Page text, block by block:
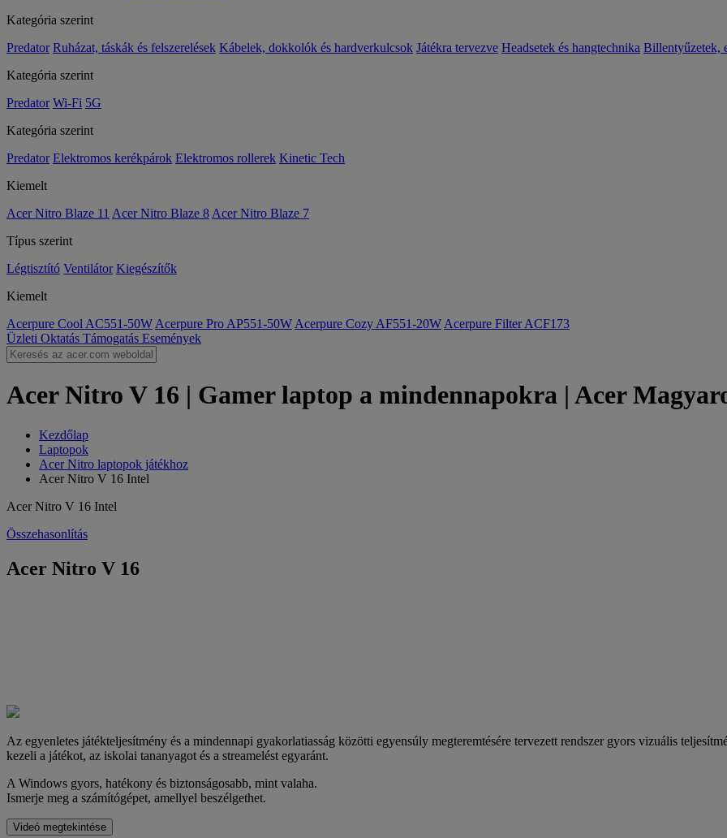
Kategória szerint
Predator Ruházat, táskák és felszerelések Kábelek, dokkolók és hardverkulcsok Játékra tervezve Headsetek és hangtechnika Billentyűzetek,
Kategória szerint
Predator Wi-Fi 5G
Kategória szerint
Predator Elektromos kerékpárok Elektromos rollerek Kinetic Tech
Kiemelt
Acer Nitro Blaze 11 Acer Nitro Blaze 8 Acer Nitro Blaze 7
Típus szerint
Légtisztító Ventilátor Kiegészítők
Kiemelt
Acerpure Cool AC551-50W Acerpure Pro AP551-50W Acerpure Cozy AF551-20W Acerpure Filter ACF173
Üzleti Oktatás Támogatás Események
Acer Nitro V 16 | Gamer laptop a mindennapokra | Acer
Kezdőlap
Laptopok
Acer Nitro laptopok játékhoz
Acer Nitro V 16 Intel
Acer Nitro V 16 Intel
Összehasonlítás
Acer Nitro V 16
Az egyenletes játékteljesítmény és a mindennapi gyakorlatiasság közötti egyensúly megteremtésére tervezett rendszer gyors vizuális
kezeli a játékot, az iskolai tananyagot és a streamelést egyaránt.
A Windows gyors, hatékony és biztonságosabb, mint valaha.
Ismerje meg a számítógépet, amellyel beszélgethet.
Videó megtekintése